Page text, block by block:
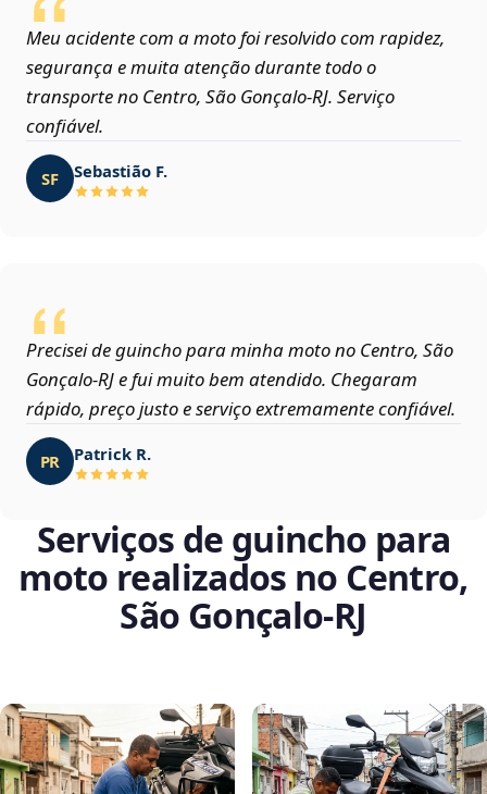
Meu acidente com a moto foi resolvido com rapidez,
segurança e muita atenção durante todo o
transporte no Centro, São Gonçalo‑RJ. Serviço
confiável.
SF Sebastião F.
Precisei de guincho para minha moto no Centro, São
Gonçalo‑RJ e fui muito bem atendido. Chegaram
rápido, preço justo e serviço extremamente confiável.
PR Patrick R.
Serviços de guincho para
moto realizados no Centro,
São Gonçalo‑RJ